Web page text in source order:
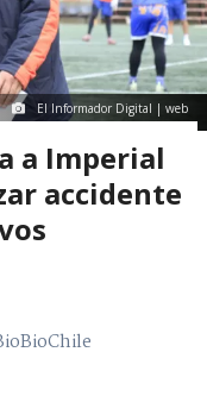
El Informador Digital | web
a Imperial
accidente